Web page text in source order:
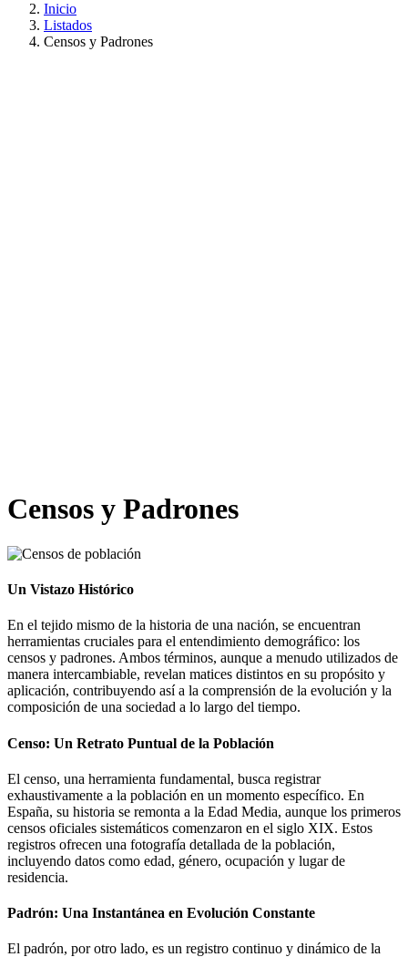
Inicio
Listados
Censos y Padrones
Censos y Padrones
Un Vistazo Histórico
En el tejido mismo de la historia de una nación, se encuentran
herramientas cruciales para el entendimiento demográfico: los
censos y padrones. Ambos términos, aunque a menudo utilizados de
manera intercambiable, revelan matices distintos en su propósito y
aplicación, contribuyendo así a la comprensión de la evolución y la
composición de una sociedad a lo largo del tiempo.
Censo: Un Retrato Puntual de la Población
El censo, una herramienta fundamental, busca registrar
exhaustivamente a la población en un momento específico. En
España, su historia se remonta a la Edad Media, aunque los primeros
censos oficiales sistemáticos comenzaron en el siglo XIX. Estos
registros ofrecen una fotografía detallada de la población,
incluyendo datos como edad, género, ocupación y lugar de
residencia.
Padrón: Una Instantánea en Evolución Constante
El padrón, por otro lado, es un registro continuo y dinámico de la